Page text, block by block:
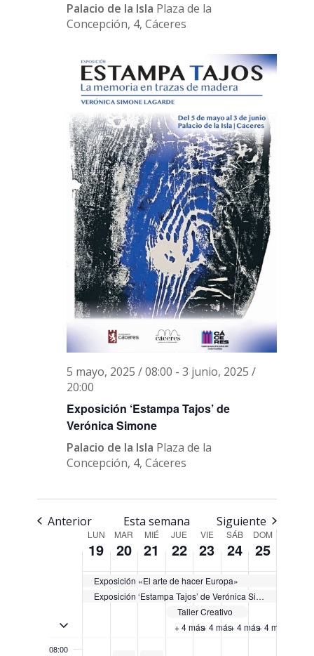
Palacio de la Isla Plaza de la
Concepción, 4, Cáceres
5 mayo, 2025 / 08:00 -3 junio, 2025 /
20:00
Exposición ‘Estampa Tajos’ de
Verónica Simone
Palacio de la Isla Plaza de la
Concepción, 4, Cáceres
Anterior Esta semana Siguiente
Semana
Eventos
LUN
19
MAR
20
MIÉ
21
JUE
22
VIE
23
SÁB
24
DOM
25
Activar/Desactivar eventos de múltiples días
Exposición «El arte de hacer Europa»
Exposición ‘Estampa Tajos’ de Verónica Simone
Taller Creativo
+ 4 más+ 4 más+ 4 más+ 4 más
01:00
02:00
08:00
lunes,
mayo
19,
2025
No
events
on
this
day.
mayo
20,
2025
mayo
21,
2025
mayo
22,
mayo
23,
mayo
24,